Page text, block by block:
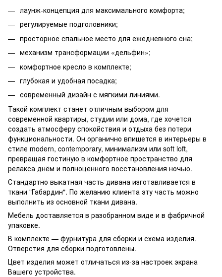
лаунж-концепция для максимального комфорта;
регулируемые подголовники;
просторное спальное место для ежедневного сна;
механизм трансформации «дельфин»;
комфортное кресло в комплекте;
глубокая и удобная посадка;
современный дизайн с мягкими линиями.
Такой комплект станет отличным выбором для
современной квартиры, студии или дома, где хочется
создать атмосферу спокойствия и отдыха без потери
функциональности. Он органично впишется в интерьеры в
стиле modern, contemporary, минимализм или soft loft,
превращая гостиную в комфортное пространство для
релакса днём и полноценного восстановления ночью.
Стандартно выкатная часть дивана изготавливается в
ткани "Габардин". По желанию клиента эту часть можно
выполнить из основной ткани дивана.
Мебель доставляется в разобранном виде и в фабричной
упаковке.
В комплекте — фурнитура для сборки и схема изделия.
Отверстия для сборки подготовлены.
Цвет изделия может отличаться из-за настроек экрана
Вашего устройства.